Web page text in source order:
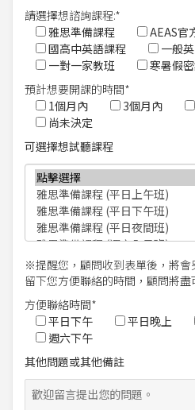
請選擇想諮詢課程:*
雅思準備課程
AEAS官
國高中英語課程
一般
一對一家教班
寒暑假
預計想要開課的時間*
1個月內
3個月內
尚未決定
可選擇想試聽課程
※提醒您，顧問收到表單後，將
留下您方便聯絡的時間，顧問將盡
方便聯絡時間*
平日下午
平日晚上
週六下午
其他問題或其他備註